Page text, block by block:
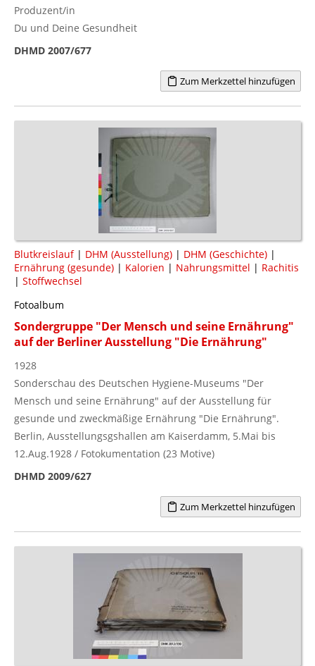
Produzent/in
Du und Deine Gesundheit
DHMD 2007/677
Zum Merkzettel hinzufügen
Blutkreislauf| DHM (Ausstellung) | DHM (Geschichte) |
Ernährung (gesunde) | Kalorien | Nahrungsmittel | Rachitis
| Stoffwechsel
Fotoalbum
Sondergruppe "Der Mensch und seine Ernährung"
auf der Berliner Ausstellung "Die Ernährung"
1928
Sonderschau des Deutschen Hygiene-Museums "Der
Mensch und seine Ernährung" auf der Ausstellung für
gesunde und zweckmäßige Ernährung "Die Ernährung".
Berlin, Ausstellungsgshallen am Kaiserdamm, 5.Mai bis
12.Aug.1928 / Fotokumentation (23 Motive)
DHMD 2009/627
Zum Merkzettel hinzufügen